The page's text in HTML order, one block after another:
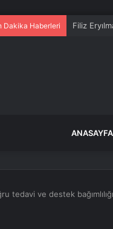
Dakika Haberleri Filiz
ANASAYFA
tedavi ve destek